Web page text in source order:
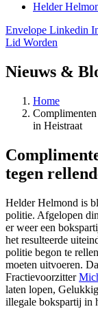
Helder
Envelope Linkedin
Lid Worden
Nieuws &
Home
in Heistraat
tegen
Helder Helmond is
politie. Afgelopen
er weer een
het resulteerde
politie begon te
moeten uitvoeren.
Fractievoorzitter
laten lopen,
illegale bokspartij in